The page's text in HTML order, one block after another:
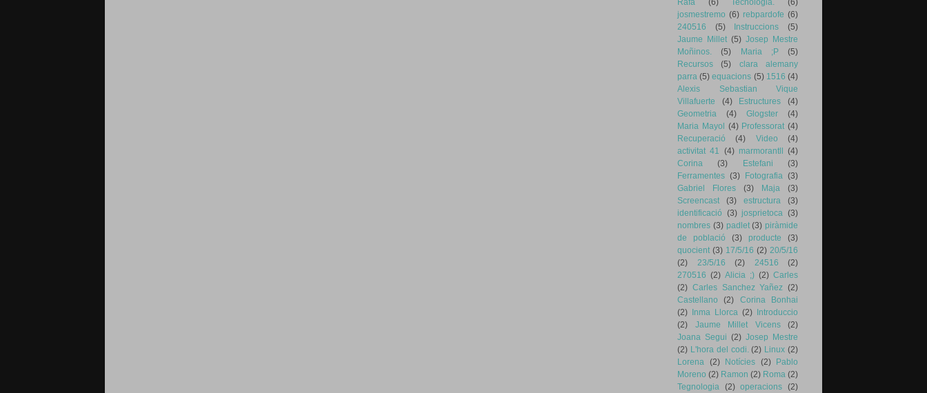
josmestremo (6) rebpardofe (6)
240516
(5) Instruccions
(5)
Jaume Millet (5) Josep Mestre
Moñinos.
(5) Maria ;P
(5)
Recursos
(5)
clara alemany
parra (5) equacions (5) 1516 (4)
Alexis Sebastian Vique
Villafuerte
(4) Estructures
(4)
Geometria
(4) Glogster
(4)
Maria Mayol (4) Professorat (4)
Recuperació
(4) Video
(4)
activitat 41
(4) marmorantll (4)
Corina
(3) Estefani
(3)
Ferramentes (3) Fotografia (3)
Gabriel Flores
(3) Maja
(3)
Screencast
(3) estructura
(3)
identificació (3) josprietoca (3)
nombres (3) padlet (3) piràmide
de població
(3) producte
(3)
quocient (3) 17/5/16 (2) 20/5/16
(2)
23/5/16 (2) 24516
(2)
270516 (2) Alicia ;) (2) Carles
(2) Carles Sanchez Yañez (2)
Castellano
(2)
Corina Bonhai
(2) Inma Llorca (2) Introduccio
(2)
Jaume Millet Vicens
(2)
Joana Segui (2) Josep Mestre
(2) L'hora del codi. (2) Linux (2)
Lorena
(2) Notícies (2)
Pablo
Moreno (2) Ramon (2) Roma (2)
Tegnologia
(2) operacions (2)